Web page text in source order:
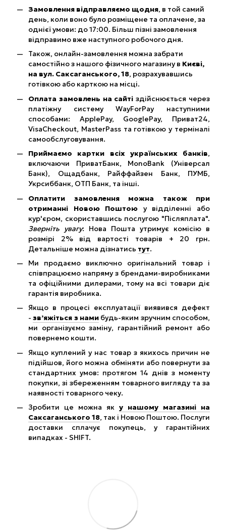
Замовлення відправляємо щодня, в той самий
день, коли воно було розміщене та оплачене, за
однієї умови: до 17:00. Більш пізні замовлення
відправимо вже наступного робочого дня.
Також, онлайн-замовлення можна забрати
самостійно з нашого фізичного магазину в Києві,
на вул. Саксаганського, 18, розрахувавшись
готівкою або карткою на місці.
Оплата замовлень на сайтіздійснюється через
платіжну систему WayForPay наступними
способами: ApplePay, GooglePay, Приват24,
VisaCheckout, MasterPass та готівкою у терміналі
самообслуговування.
Приймаємо картки всіх українських банків,
включаючи ПриватБанк, MonoBank (Універсал
Банк), Ощадбанк, Райффайзен Банк, ПУМБ,
Укрсиббанк, ОТП Банк, та інші.
Оплатити замовлення можна також при
отриманні Новою Поштою у відділенні або
кур'єром, скориставшись послугою "Післяплата".
Зверніть увагу: Нова Пошта утримує комісію в
розмірі 2% від вартості товарів + 20 грн.
Детальніше можна дізнатись тут.
Ми продаємо виключно оригінальний товар і
співпрацюємо напряму з брендами-виробниками
та офіційними дилерами, тому на всі товари діє
гарантія виробника.
Якщо в процесі експлуатації виявився дефект
-зв’яжіться з нами будь-яким зручним способом,
ми організуємо заміну, гарантійний ремонт або
повернемо кошти.
Якщо куплений у нас товар з якихось причин не
підійшов, його можна обміняти або повернути за
стандартних умов: протягом 14 днів з моменту
покупки, зі збереженням товарного вигляду та за
наявності товарного чеку.
Зробити це можна як у нашому магазині на
Саксаганського 18, так і Новою Поштою. Послуги
доставки сплачує покупець, у гарантійних
випадках - SHIFT.